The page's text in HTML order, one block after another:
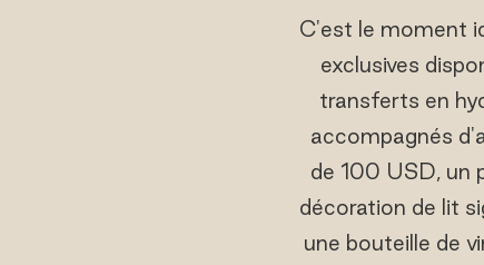
C'est le moment
exclusives
transferts en
accompagnés
de 100 USD, un
décoration de lit
une bouteille de